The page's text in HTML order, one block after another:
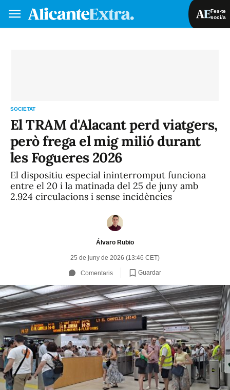
Fes-te
soci/a
SOCIETAT
El TRAM d'Alacant perd viatgers,
però frega el mig milió durant
les Fogueres 2026
El dispositiu especial ininterromput funciona
entre el 20 i la matinada del 25 de juny amb
2.924 circulacions i sense incidències
Álvaro Rubio
25 de juny de 2026 (13:46 CET)
Comentaris Guardar